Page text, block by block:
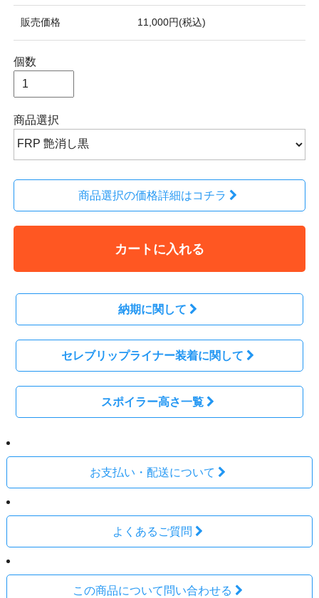
販売価格 11,000円(税込)
個数
商品選択
商品選択の価格詳細はコチラ
カートに入れる
納期に関して
セレブリップライナー装着に関して
スポイラー高さ一覧
お支払い・配送について
よくあるご質問
この商品について問い合わせる